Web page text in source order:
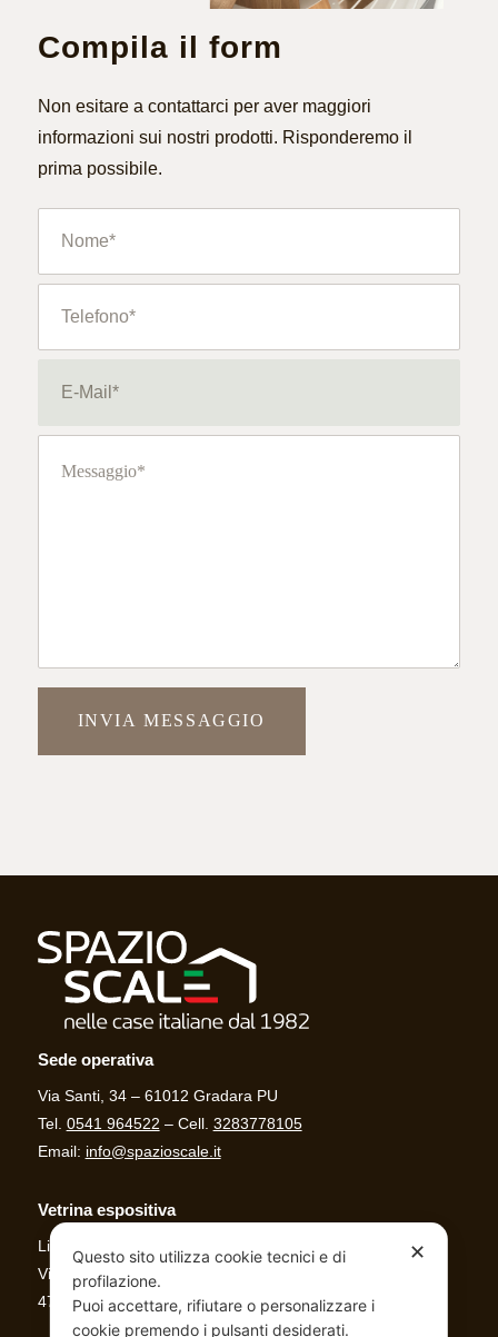
Compila il form
Non esitare a contattarci per aver maggiori
informazioni sui nostri prodotti. Risponderemo il
prima possibile.
Sede operativa
Via Santi, 34 – 61012 Gradara PU
Tel. 0541 964522 – Cell. 3283778105
Email: info@spazioscale.it
Vetrina espositiva
Linea Casa
Via Al mare, 679/B
47842 San Giovanni in Marignano (RN)
✕
Questo sito utilizza cookie tecnici e di
profilazione.
Puoi accettare, rifiutare o personalizzare i
cookie premendo i pulsanti desiderati.